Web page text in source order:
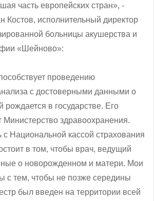
часть европейских стран», -
Костов, исполнительный директор
больницы акушерства и
«Шейново»:
проведению
с достоверными данными о
рождается в государстве. Его
Министерство здравоохранения.
с Национальной кассой страхования
в том, чтобы врач, ведущий
о новорожденном и матери. Мои
с тем, чтобы не позже середины
был введен на территории всей